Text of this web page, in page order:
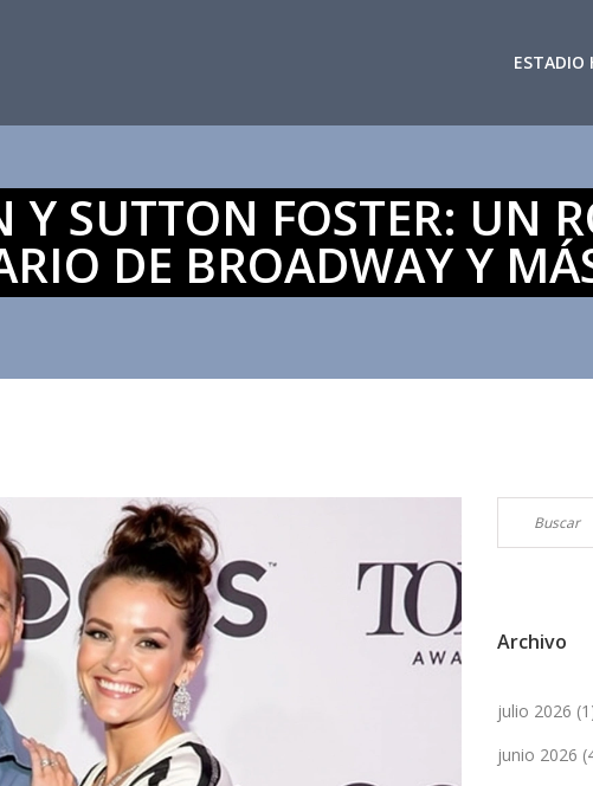
ESTADIO
Y SUTTON FOSTER: UN
DE BROADWAY Y
Archivo
julio 2026
junio 2026